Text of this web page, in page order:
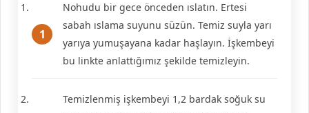
Nohudu bir gece önceden ıslatın. Ertesi
sabah ıslama suyunu süzün. Temiz suyla yarı
yarıya yumuşayana kadar haşlayın. İşkembeyi
bu linkte anlattığımız şekilde temizleyin.
Temizlenmiş işkembeyi 1,2 bardak soğuk su